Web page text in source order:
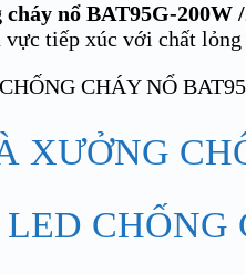
nổ BAT95G-200W
tiếp xúc với chất
CHỐNG